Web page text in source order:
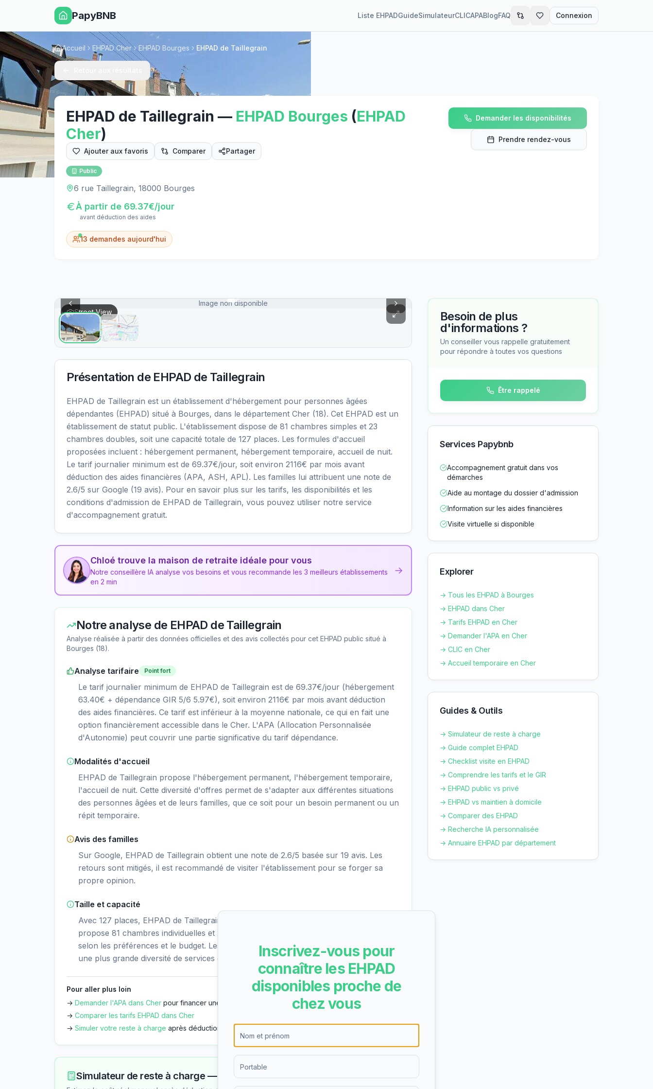
PapyBNB Liste EHPADGuideSimulateurCLICAPABlogFAQ Connexion
Accueil EHPAD Cher EHPAD Bourges EHPAD de Taillegrain
EHPAD de Taillegrain — EHPAD Bourges (EHPAD
Cher)
Ajouter aux favoris Comparer Partager
Public
6 rue Taillegrain, 18000 Bourges
À partir de 69.37€/jour
avant déduction des aides
13 demandes aujourd'hui
Demander les disponibilités
Prendre rendez-vous
Image non disponible
Street View
Présentation de EHPAD de Taillegrain
EHPAD de Taillegrain est un établissement d'hébergement pour personnes âgées
dépendantes (EHPAD) situé à Bourges, dans le département Cher (18). Cet EHPAD est un
établissement de statut public. L'établissement dispose de 81 chambres simples et 23
chambres doubles, soit une capacité totale de 127 places. Les formules d'accueil
proposées incluent : hébergement permanent, hébergement temporaire, accueil de nuit.
Le tarif journalier minimum est de 69.37€/jour, soit environ 2116€ par mois avant
déduction des aides financières (APA, ASH, APL). Les familles lui attribuent une note de
2.6/5 sur Google (19 avis). Pour en savoir plus sur les tarifs, les disponibilités et les
conditions d'admission de EHPAD de Taillegrain, vous pouvez utiliser notre service
d'accompagnement gratuit.
Chloé trouve la maison de retraite idéale pour vous
Notre conseillère IA analyse vos besoins et vous recommande les 3 meilleurs établissements
en 2 min
→
Notre analyse de EHPAD de Taillegrain
Analyse réalisée à partir des données officielles et des avis collectés pour cet EHPAD public situé à
Bourges (18).
Analyse tarifaire Point fort
Le tarif journalier minimum de EHPAD de Taillegrain est de 69.37€/jour (hébergement
63.40€ + dépendance GIR 5/6 5.97€), soit environ 2116€ par mois avant déduction
des aides financières. Ce tarif est inférieur à la moyenne nationale, ce qui en fait une
option financièrement accessible dans le Cher. L'APA (Allocation Personnalisée
d'Autonomie) peut couvrir une partie significative du tarif dépendance.
Modalités d'accueil
EHPAD de Taillegrain propose l'hébergement permanent, l'hébergement temporaire,
l'accueil de nuit. Cette diversité d'offres permet de s'adapter aux différentes situations
des personnes âgées et de leurs familles, que ce soit pour un besoin permanent ou un
répit temporaire.
Avis des familles
Sur Google, EHPAD de Taillegrain obtient une note de 2.6/5 basée sur 19 avis. Les
retours sont mitigés, il est recommandé de visiter l'établissement pour se forger sa
propre opinion.
Taille et capacité
Avec 127 places, EHPAD de Taillegrain est un grand établissement. L'établissement
propose 81 chambres individuelles et 23 chambres doubles, offrant ainsi un choix
selon les préférences et le budget. Les grands établissements proposent généralement
une plus grande diversité de services et d'activités.
Pour aller plus loin
→ Demander l'APA dans Cher pour financer une partie du tarif dépendance
→ Comparer les tarifs EHPAD dans Cher
→ Simuler votre reste à charge après déduction des aides
Simulateur de reste à charge — EHPAD de Taillegrain
Besoin de plus
d'informations ?
Un conseiller vous rappelle gratuitement
pour répondre à toutes vos questions
Être rappelé
Services Papybnb
Accompagnement gratuit dans vos
démarches
Aide au montage du dossier d'admission
Information sur les aides financières
Visite virtuelle si disponible
Explorer
→ Tous les EHPAD à Bourges
→ EHPAD dans Cher
→ Tarifs EHPAD en Cher
→ Demander l'APA en Cher
→ CLIC en Cher
→ Accueil temporaire en Cher
Guides & Outils
→ Simulateur de reste à charge
→ Guide complet EHPAD
→ Checklist visite en EHPAD
→ Comprendre les tarifs et le GIR
→ EHPAD public vs privé
→ EHPAD vs maintien à domicile
→ Comparer des EHPAD
→ Recherche IA personnalisée
→ Annuaire EHPAD par département
Inscrivez-vous pour
connaître les EHPAD
disponibles proche de
chez vous